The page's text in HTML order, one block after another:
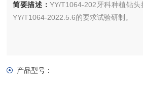
简要描述：YY/T1064-202牙科种植钻
YY/T1064-2022.5.6的要求试验研制。
产品型号：